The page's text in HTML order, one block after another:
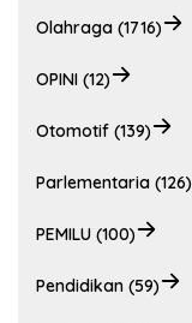
Olahraga (1716)
OPINI (12)
Otomotif (139)
Parlementaria (126)
PEMILU (100)
Pendidikan (59)